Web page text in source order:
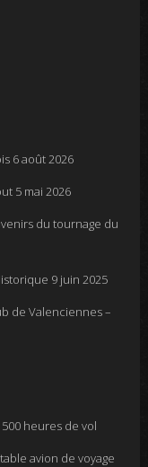
6 août 2026
5 mai 2026
du tournage du
9 juin 2025
de Valenciennes –
heures de vol
avion de voyage